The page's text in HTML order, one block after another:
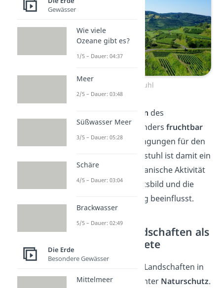
Kaiserstuhl
Böden des
Kaiserstuhls sind besondersfruchtbar
und bieten ideale Bedingungen für den
Weinanbau. Der Kaiserstuhl ist damit ein
Beispiel dafür, wie vulkanische Aktivität
das heutige Landschaftsbild und die
wirtschaftliche Nutzung beeinflusst.
Vulkanische Landschaften als
Naturschutzgebiete
Viele der vulkanischen Landschaften in
Bayern stehen heute unter Naturschutz.
Gewässer
Wie viele
Ozeane gibt es?
1/5 – Dauer: 04:37
Meer
2/5 – Dauer: 03:48
Süßwasser Meer
3/5 – Dauer: 05:28
Schäre
4/5 – Dauer: 03:04
Brackwasser
5/5 – Dauer: 02:49
Die Erde
Besondere Gewässer
Mittelmeer